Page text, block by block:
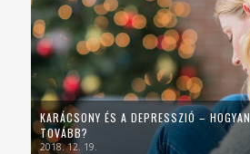
KARÁCSONY ÉS A DEPRESSZIÓ – HOGYAN
TOVÁBB?
2018. 12. 19.